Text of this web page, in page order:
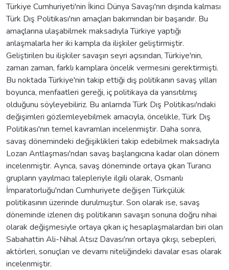
Türkiye Cumhuriyeti'nin İkinci Dünya Savaşı'nın dışında kalması
Türk Dış Politikası'nın amaçları bakımından bir başarıdır. Bu
amaçlarına ulaşabilmek maksadıyla Türkiye yaptığı
anlaşmalarla her iki kampla da ilişkiler geliştirmiştir.
Geliştirilen bu ilişkiler savaşın seyri açısından, Türkiye'nin,
zaman zaman, farklı kamplara öncelik vermesini gerektirmişti.
Bu noktada Türkiye'nin takip ettiği dış politikanın savaş yılları
boyunca, menfaatleri gereği, iç politikaya da yansıtılmış
olduğunu söyleyebiliriz. Bu anlamda Türk Dış Politikası'ndaki
değişimleri gözlemleyebilmek amacıyla, öncelikle, Türk Dış
Politikası'nın temel kavramları incelenmiştir. Daha sonra,
savaş dönemindeki değişiklikleri takip edebilmek maksadıyla
Lozan Antlaşması'ndan savaş başlangıcına kadar olan dönem
incelenmiştir. Ayrıca, savaş döneminde ortaya çıkan Turancı
grupların yayılmacı talepleriyle ilgili olarak, Osmanlı
İmparatorluğu'ndan Cumhuriyete değişen Türkçülük
politikasının üzerinde durulmuştur. Son olarak ise, savaş
döneminde izlenen dış politikanın savaşın sonuna doğru nihai
olarak değişmesiyle ortaya çıkan iç hesaplaşmalardan biri olan
Sabahattin Ali-Nihal Atsız Davası'nın ortaya çıkışı, sebepleri,
aktörleri, sonuçları ve devamı niteliğindeki davalar esas olarak
incelenmiştir.